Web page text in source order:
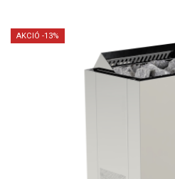
990 Ft.
AKCIÓ -13%